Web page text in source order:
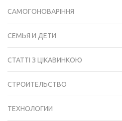
САМОГОНОВАРІННЯ
СЕМЬЯ И ДЕТИ
СТАТТІ З ЦІКАВИНКОЮ
СТРОИТЕЛЬСТВО
ТЕХНОЛОГИИ